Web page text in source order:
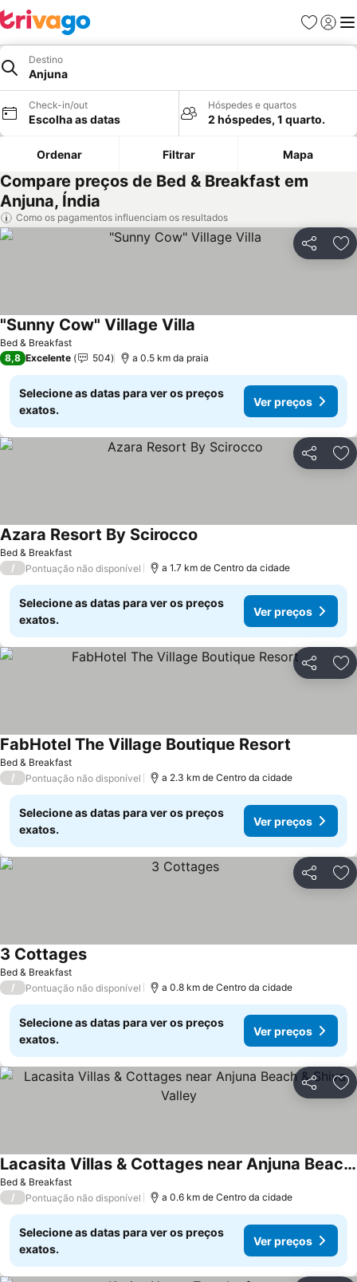
Favoritos
Iniciar
Destino
Anjuna
Check-in/out
Escolha as datas
Hóspedes e quartos
2 hóspedes, 1 quarto.
Ordenar Filtrar Mapa
Compare preços de Bed & Breakfast em
Anjuna, Índia
Como os pagamentos influenciam os resultados
Partilhar
Bed & Breakfast
"Sunny Cow" Village Villa
8,8 Excelente 504 a 0.5 km da praia
Selecione as datas para ver os preços
exatos.
Ver preços
Partilhar
Bed & Breakfast
Azara Resort By Scirocco
/ Pontuação não disponível a 1.7 km de Centro da cidade
Selecione as datas para ver os preços
exatos.
Ver preços
Partilhar
Bed & Breakfast
FabHotel The Village Boutique Resort
/ Pontuação não disponível a 2.3 km de Centro da cidade
Selecione as datas para ver os preços
exatos.
Ver preços
Partilhar
Bed & Breakfast
3 CottagesVer preços
/ Pontuação não disponível a 0.8 km de Centro da cidade
Selecione as datas para ver os preços
exatos.
Ver preços
Partilhar
Bed & Breakfast
Lacasita Villas & Cottages near Anjuna Beach & Shiva Valley
Ver preços
/ Pontuação não disponível a 0.6 km de Centro da cidade
Selecione as datas para ver os preços
exatos.
Ver preços